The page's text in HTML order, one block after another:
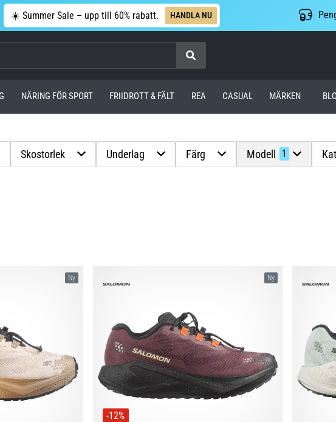
☀️ Summer Sale – upp till 60% rabatt. HANDLA NU
NÄRING FÖR SPORT FRIIDROTT & FÄLT REA CASUAL MÄRKEN
Skostorlek Underlag Färg Modell 1
Ny Ny
-12%